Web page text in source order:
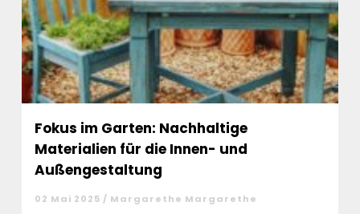
Fokus im Garten: Nachhaltige
Materialien für die Innen- und
Außengestaltung
02 Mai 2025 / Margarethe Margarethe